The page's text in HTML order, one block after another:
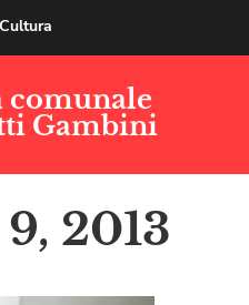
comunale
Gambini
2013